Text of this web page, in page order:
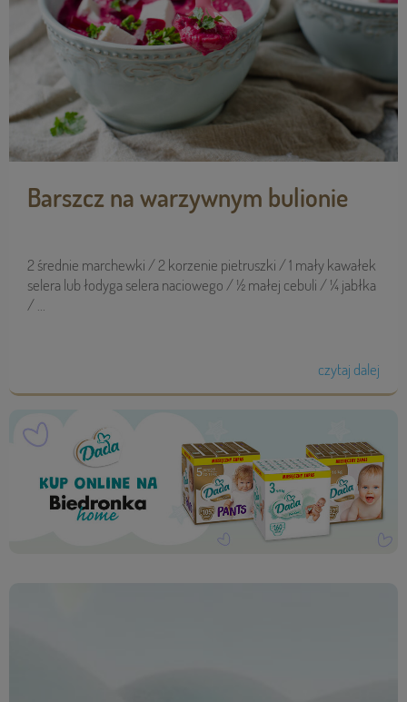
Barszcz na warzywnym bulionie
2 średnie marchewki / 2 korzenie pietruszki / 1 mały kawałek
selera lub łodyga selera naciowego / ½ małej cebuli / ¼ jabłka
/ ...
czytaj dalej